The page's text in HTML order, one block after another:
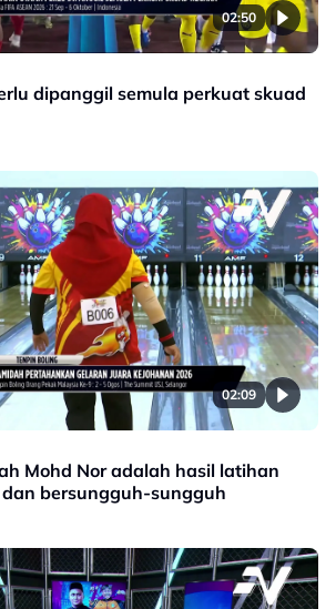
02:50
dipanggil semula perkuat skuad
02:09
Mohd Nor adalah hasil latihan
bersungguh-sungguh